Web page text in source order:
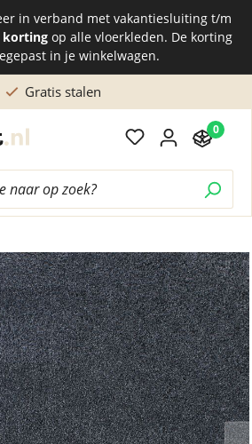
in verband met vakantiesluiting t/m
korting op alle vloerkleden. De korting
in je winkelwagen.
Gratis stalen
0